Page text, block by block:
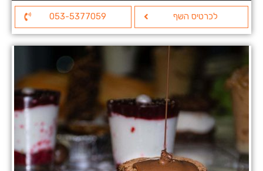
לכרטיס השף 053-5377059